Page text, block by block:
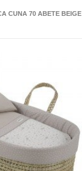
CUNA 70 ABETE BEIGE